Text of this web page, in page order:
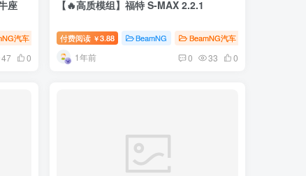
座
汽车
47 0
【🔥高质模组】福特 S-MAX 2.2.1
付费阅读 ￥3.88 BeamNG BeamNG汽车
1年前 0 33 0